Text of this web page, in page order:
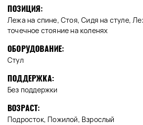
ПОЗИЦИЯ:
Лежа на спине, Стоя, Сидя на стуле,
точечное стояние на коленях
ОБОРУДОВАНИЕ:
Стул
ПОДДЕРЖКА:
Без поддержки
ВОЗРАСТ:
Подросток, Пожилой, Взрослый